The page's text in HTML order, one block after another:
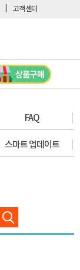
고객센터
FAQ
스마트 업데이트